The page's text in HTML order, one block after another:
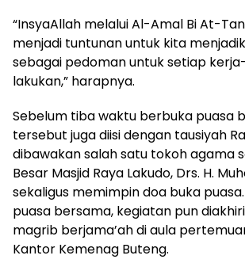
“InsyaAllah melalui Al-Amal Bi At-
menjadi tuntunan untuk kita
sebagai pedoman untuk setiap
lakukan,” harapnya.
Sebelum tiba waktu berbuka puasa
tersebut juga diisi dengan tausiyah
dibawakan salah satu tokoh agama
Besar Masjid Raya Lakudo, Drs. H.
sekaligus memimpin doa buka
puasa bersama, kegiatan pun
magrib berjama’ah di aula
Kantor Kemenag Buteng.